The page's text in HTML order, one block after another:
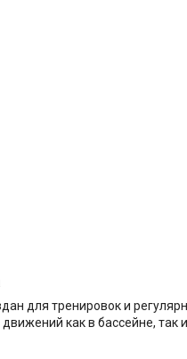
для тренировок и
как в бассейне, так